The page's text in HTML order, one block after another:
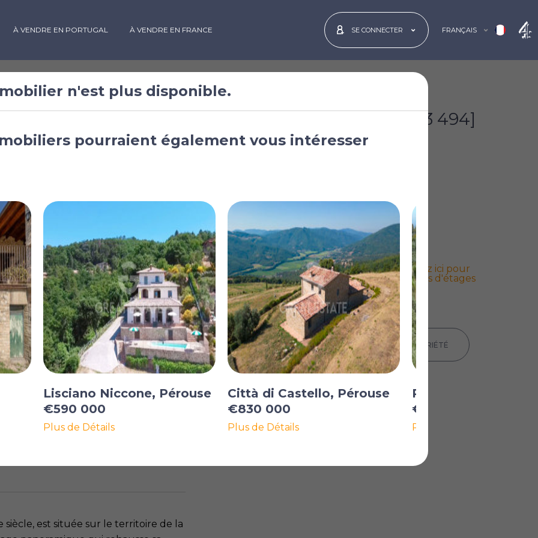
À VENDRE EN PORTUGAL À VENDRE EN FRANCE SE CONNECTER FRANÇAIS
5
della
Italie
[£783 494]
Cliquez ici pour
les plans d'étages
est située sur le territoire de la
IMPRIMER LES DÉTAILS DE LA PROPRIÉTÉ
n'est plus disponible.
pourraient également vous intéresser
Lisciano Niccone, Pérouse
€590 000
Plus de Détails
Città di Castello, Pérouse
€830 000
Plus de Détails
Perugia, Pérouse
€895 000
Plus de Détails